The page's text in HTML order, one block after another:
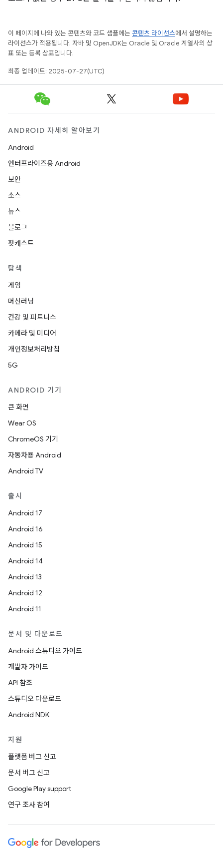
이 페이지에 나와 있는 콘텐츠와 코드 샘플에는 콘텐츠 라이선스에서 설명하는
라이선스가 적용됩니다. 자바 및 OpenJDK는 Oracle 및 Oracle 계열사의 상
표 또는 등록 상표입니다.
최종 업데이트: 2025-07-27(UTC)
ANDROID 자세히 알아보기
Android
엔터프라이즈용 Android
보안
소스
뉴스
블로그
팟캐스트
탐색
게임
머신러닝
건강 및 피트니스
카메라 및 미디어
개인정보처리방침
5G
ANDROID 기기
큰 화면
Wear OS
ChromeOS 기기
자동차용 Android
Android TV
출시
Android 17
Android 16
Android 15
Android 14
Android 13
Android 12
Android 11
문서 및 다운로드
Android 스튜디오 가이드
개발자 가이드
API 참조
스튜디오 다운로드
Android NDK
지원
플랫폼 버그 신고
문서 버그 신고
Google Play support
연구 조사 참여